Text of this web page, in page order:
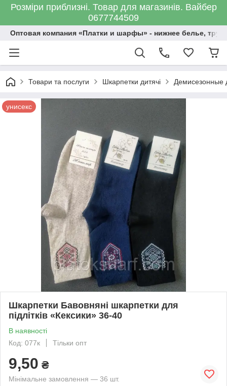
Розміри приблизні. Товар для магазинів. Вайбер
0677744509
Оптовая компания «Платки и шарфы» - нижнее белье,
Товари та послуги Шкарпетки дитячі Демисезонные
унисекс
Шкарпетки Бавовняні шкарпетки для
підлітків «Кексики» 36-40
В наявності
Код: 077к
Тільки опт
9,50 ₴
Мінімальне замовлення — 36 шт.